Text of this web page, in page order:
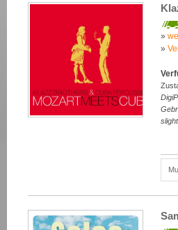
»
»